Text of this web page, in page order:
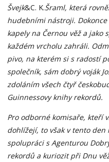
Švejk&C. K.Šraml, která
hudebními nástroji.
kapely na Černou věž a jako
každém vrcholu zahráli.
pivo, na kterém si s radostí
společník, sám dobrý voják
zdoláním všech čtyř
Guinnessovy knihy rekordů.
Pro odborné komisaře, kteří
dohlížejí, to však v tento den
spolupráci s Agenturou
rekordů a kuriozit při Dnu